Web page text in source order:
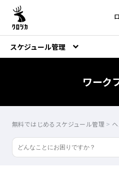
スケジュール管理
ワーク
無料ではじめるスケジュール管理 >